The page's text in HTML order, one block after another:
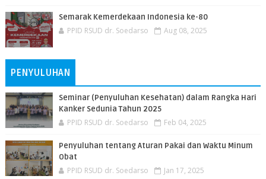
Semarak Kemerdekaan Indonesia ke-80
PPID RSUD dr. Soedarso Aug 08, 2025
PENYULUHAN
Seminar (Penyuluhan Kesehatan) dalam Rangka Hari
Kanker Sedunia Tahun 2025
PPID RSUD dr. Soedarso Feb 04, 2025
Penyuluhan tentang Aturan Pakai dan Waktu Minum
Obat
PPID RSUD dr. Soedarso Jan 17, 2025